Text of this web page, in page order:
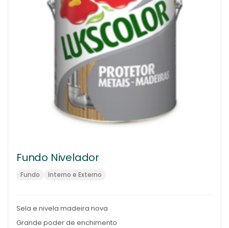
Fundo Nivelador
Fundo Interno e Externo
Sela e nivela madeira nova
Grande poder de enchimento